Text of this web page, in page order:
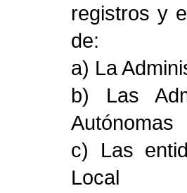
registros y
de:
a) La
b) Las
Autónomas
c) Las
Local